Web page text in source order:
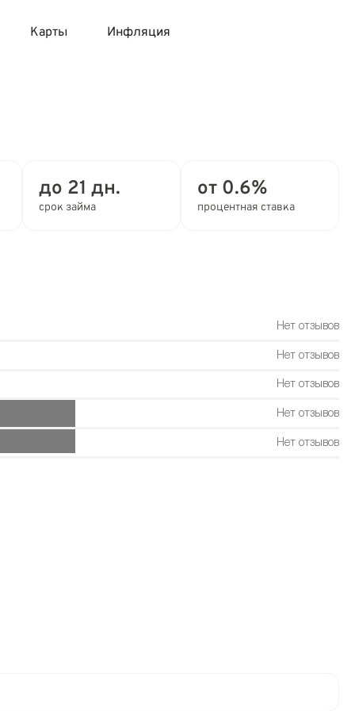
вклады
Карты
с доставкой на дом
Инфляция
до 21 дн.
срок займа
от 0.6%
процентная ставка
Нет отзывов
Нет отзывов
Нет отзывов
Нет отзывов
Нет отзывов